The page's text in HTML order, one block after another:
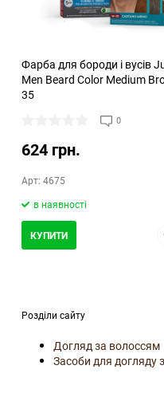
Фарба для бороди і вусів
Men Beard Color Medium
35
0
624 грн.
Арт: 4675
в наявності
КУПИТИ
Розділи сайту
Догляд за волоссям
Засоби для догляду